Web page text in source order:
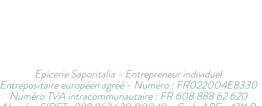
Epicerie Saporitalia - Entrepreneur individuel
Entrepositaire européen agréé - Numéro : FR022004E8330
Numéro TVA intracommunautaire : FR 608 888 62 620